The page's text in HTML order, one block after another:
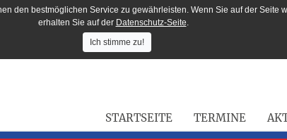
STARTSEITE TERMINE
den bestmöglichen Service zu gewährleisten. Wenn Sie auf der Seite
erhalten Sie auf der Datenschutz-Seite.
Ich stimme zu!